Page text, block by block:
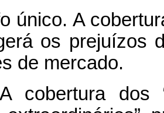
único. A
os prejuízos
de mercado.
cobertura dos